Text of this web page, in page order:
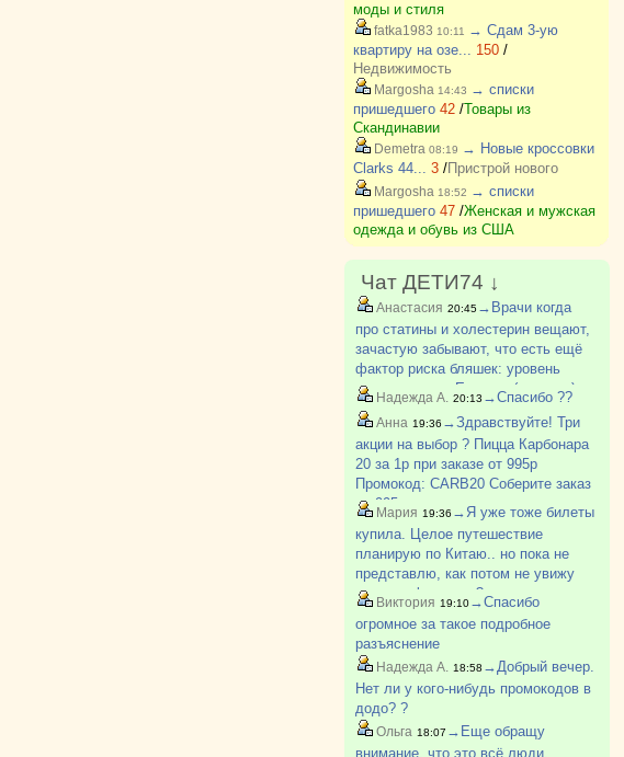
моды и стиля
fatka1983 10:11
→ Сдам 3-ую
квартиру на озе... 150/
Недвижимость
Margosha 14:43 → списки
пришедшего 42/Товары из
Скандинавии
Demetra 08:19 → Новые кроссовки
Clarks 44... 3/Пристрой нового
Margosha 18:52 → списки
пришедшего 47/Женская и мужская
одежда и обувь из США
Чат ДЕТИ74 ↓
Анастасия 20:45→Врачи когда
про статины и холестерин вещают,
зачастую забывают, что есть ещё
фактор риска бляшек: уровень
гомоцистеина. Если он (уровень)
высокий, то "пробивает" стенки
сосудов, "заякоривается" в них, и
на торчащие из с?
Надежда А. 20:13 →Спасибо ??
Анна 19:36 →Здравствуйте! Три
акции на выбор ? Пицца Карбонара
20 за 1р при заказе от 995р
Промокод: CARB20 Соберите заказ
на 995р.. и укажите промокод -
пицца Карбонара 20 см появится в
корзине за 1 р. Обязательно
укажите телефон?
Мария 19:36 →Я уже тоже билеты
купила. Целое путешествие
планирую по Китаю.. но пока не
представлю, как потом не увижу
дочь до февраля ?
Виктория 19:10→Спасибо
огромное за такое подробное
разъяснение
Надежда А. 18:58 →Добрый вечер.
Нет ли у кого-нибудь промокодов в
додо? ?
Ольга 18:07 →Еще обращу
внимание, что это всё люди,